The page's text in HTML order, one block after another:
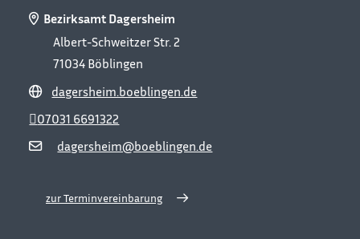
Bezirksamt Dagersheim
Albert-Schweitzer Str. 2
71034 Böblingen
dagersheim.boeblingen.de
dagersheim@boeblingen.de
07031 6691322
zur Terminvereinbarung